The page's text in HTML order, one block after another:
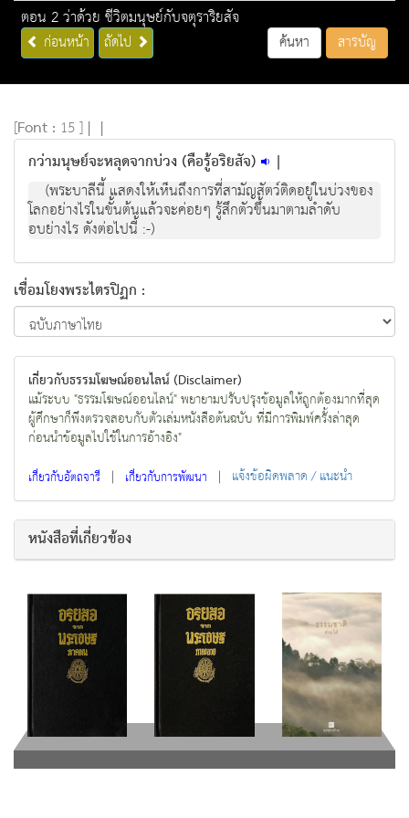
ตอน 2 ว่าด้วย ชีวิตมนุษย์กับจตุราริยสัจ
ก่อนหน้า ถัดไป ค้นหา สารบัญ
[Font : 15 ] | |
กว่ามนุษย์จะหลุดจากบ่วง (คือรู้อริยสัจ) |
(พระบาลีนี้ แสดงใหเห็นถึงการที่สามัญสัตวติดอยูในบวงของ
โลกอยางไรในขั้นตนแลวจะคอยๆ รูสึกตัวขึ้นมาตามลําดับ
อบยางไร ดังตอไปนี้ :-)
เชื่อมโยงพระไตรปิฏก :
เกี่ยวกับธรรมโฆษณ์ออนไลน์ (Disclaimer)
แม้ระบบ "ธรรมโฆษณ์ออนไลน์" พยายามปรับปรุงข้อมูลให้ถูกต้องมากที่สุด
ผู้ศึกษาก็พึงตรวจสอบกับตัวเล่มหนังสือต้นฉบับ ที่มีการพิมพ์ครั้งล่าสุด
ก่อนนำข้อมูลไปใช้ในการอ้างอิง"
เกี่ยวกับอัตถจารี | เกี่ยวกับการพัฒนา | แจ้งข้อผิดพลาด / แนะนำ
หนังสือที่เกี่ยวข้อง